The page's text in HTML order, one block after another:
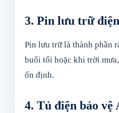
3. Pin lưu trữ điện
Pin lưu trữ là thành phần
buổi tối hoặc khi trời
ổn định.
4. Tủ điện bảo vệ